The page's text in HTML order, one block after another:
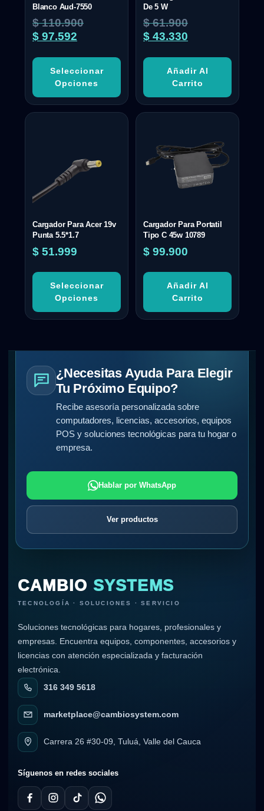
Blanco Aud-7550
$110.900
$ 97.592
Seleccionar
Opciones
De 5 W
$61.900
$ 43.330
Añadir Al
Carrito
Cargador Para Acer 19v
Punta 5.5*1.7
$ 51.999
Seleccionar
Opciones
Cargador Para Portatil
Tipo C 45w 10789
$ 99.900
Añadir Al
Carrito
¿Necesitas Ayuda Para Elegir
Tu Próximo Equipo?
Recibe asesoría personalizada sobre
computadores, licencias, accesorios, equipos
POS y soluciones tecnológicas para tu hogar o
empresa.
Hablar por WhatsApp
Ver productos
CAMBIO SYSTEMS
TECNOLOGÍA · SOLUCIONES · SERVICIO
Soluciones tecnológicas para hogares, profesionales y
empresas. Encuentra equipos, componentes, accesorios y
licencias con atención especializada y facturación
electrónica.
316 349 5618
marketplace@cambiosystem.com
Carrera 26 #30-09, Tuluá, Valle del Cauca
Síguenos en redes sociales